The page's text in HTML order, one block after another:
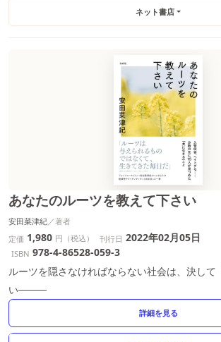
ネット書店
あなたのルーツを教えて下さい
安田菜津紀
定価 1,980 円（税込） 刊行日 2022年02月05日
ISBN 978-4-86528-059-3
ルーツを隠さなければならない社会は、決して
い────
詳細を見る